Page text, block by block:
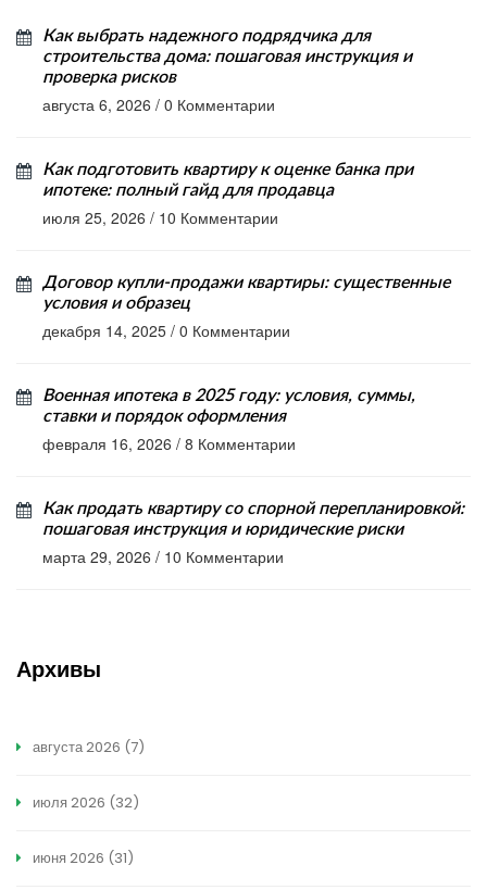
Как выбрать надежного подрядчика для
строительства дома: пошаговая инструкция и
проверка рисков
августа 6, 2026 / 0 Комментарии
Как подготовить квартиру к оценке банка при
ипотеке: полный гайд для продавца
июля 25, 2026 / 10 Комментарии
Договор купли-продажи квартиры: существенные
условия и образец
декабря 14, 2025 / 0 Комментарии
Военная ипотека в 2025 году: условия, суммы,
ставки и порядок оформления
февраля 16, 2026 / 8 Комментарии
Как продать квартиру со спорной перепланировкой:
пошаговая инструкция и юридические риски
марта 29, 2026 / 10 Комментарии
Архивы
августа 2026 (7)
июля 2026 (32)
июня 2026 (31)